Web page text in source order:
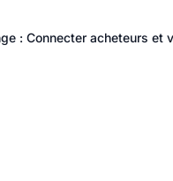
: Connecter acheteurs et